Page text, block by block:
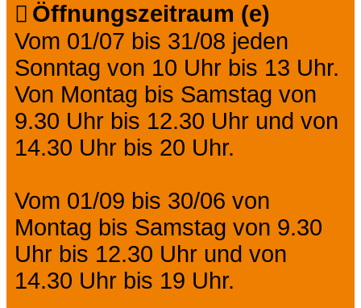
Öffnungszeitraum (e)
Vom 01/07 bis 31/08 jeden
Sonntag von 10 Uhr bis 13 Uhr.
Von Montag bis Samstag von
9.30 Uhr bis 12.30 Uhr und von
14.30 Uhr bis 20 Uhr.
Vom 01/09 bis 30/06 von
Montag bis Samstag von 9.30
Uhr bis 12.30 Uhr und von
14.30 Uhr bis 19 Uhr.